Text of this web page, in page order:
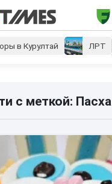
в Курултай ЛРТ
с меткой: Пасха